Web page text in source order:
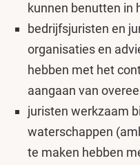
kunnen benutten in
bedrijfsjuristen en
organisaties en
hebben met het
aangaan van
juristen werkzaam
waterschappen
te maken hebben